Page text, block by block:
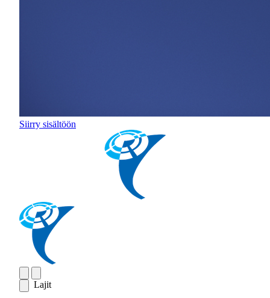
Siirry sisältöön
Lajit